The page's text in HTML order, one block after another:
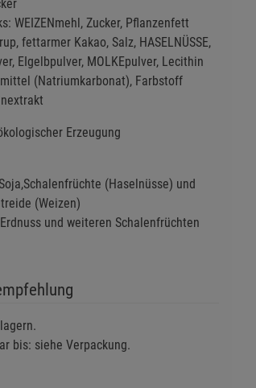
WEIZENmehl, Zucker, Pflanzenfett
fettarmer Kakao, Salz, HASELNÜSSE,
EIgelbpulver, MOLKEpulver, Lecithin
(Natriumkarbonat), Farbstoff
Erzeugung
(Haselnüsse) und
(Weizen)
und weiteren Schalenfrüchten
bis: siehe Verpackung.